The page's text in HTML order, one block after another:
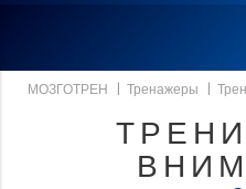
МОЗГОТРЕН | Тренажеры |